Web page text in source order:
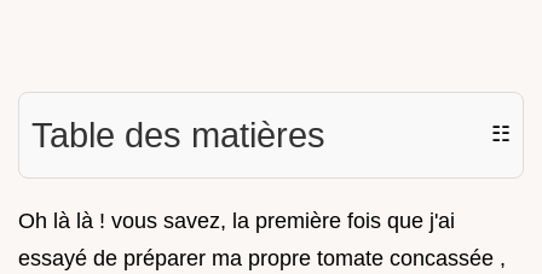
Table des matières ☷
Oh là là ! vous savez, la première fois que j'ai
essayé de préparer ma propre tomate concassée ,